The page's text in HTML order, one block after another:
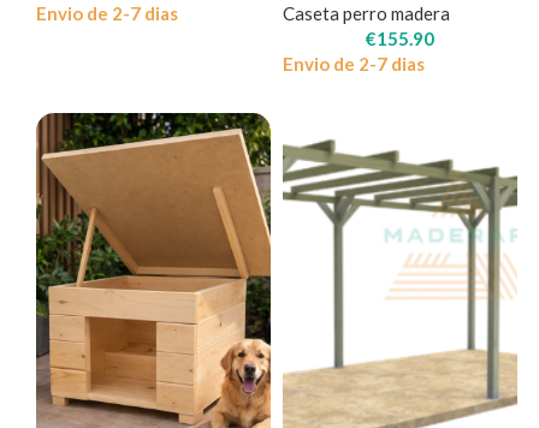
Envio de 2-7 dias
Caseta perro madera
€155.90
Envio de 2-7 dias